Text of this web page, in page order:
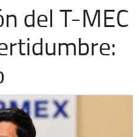
del T-MEC